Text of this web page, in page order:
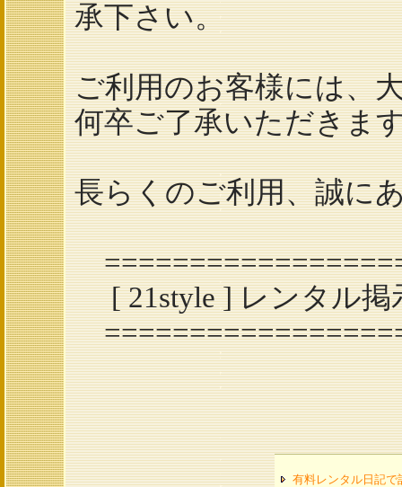
承下さい。
ご利用のお客様には、
何卒ご了承いただきま
長らくのご利用、誠に
[ 21style ] レンタル掲
有料レンタル日記で